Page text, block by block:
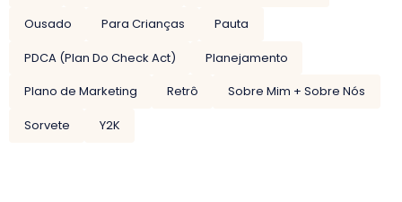
Ousado
Para Crianças
Pauta
PDCA (Plan Do Check Act)
Planejamento
Plano de Marketing
Retrô
Sobre Mim + Sobre Nós
Sorvete
Y2K